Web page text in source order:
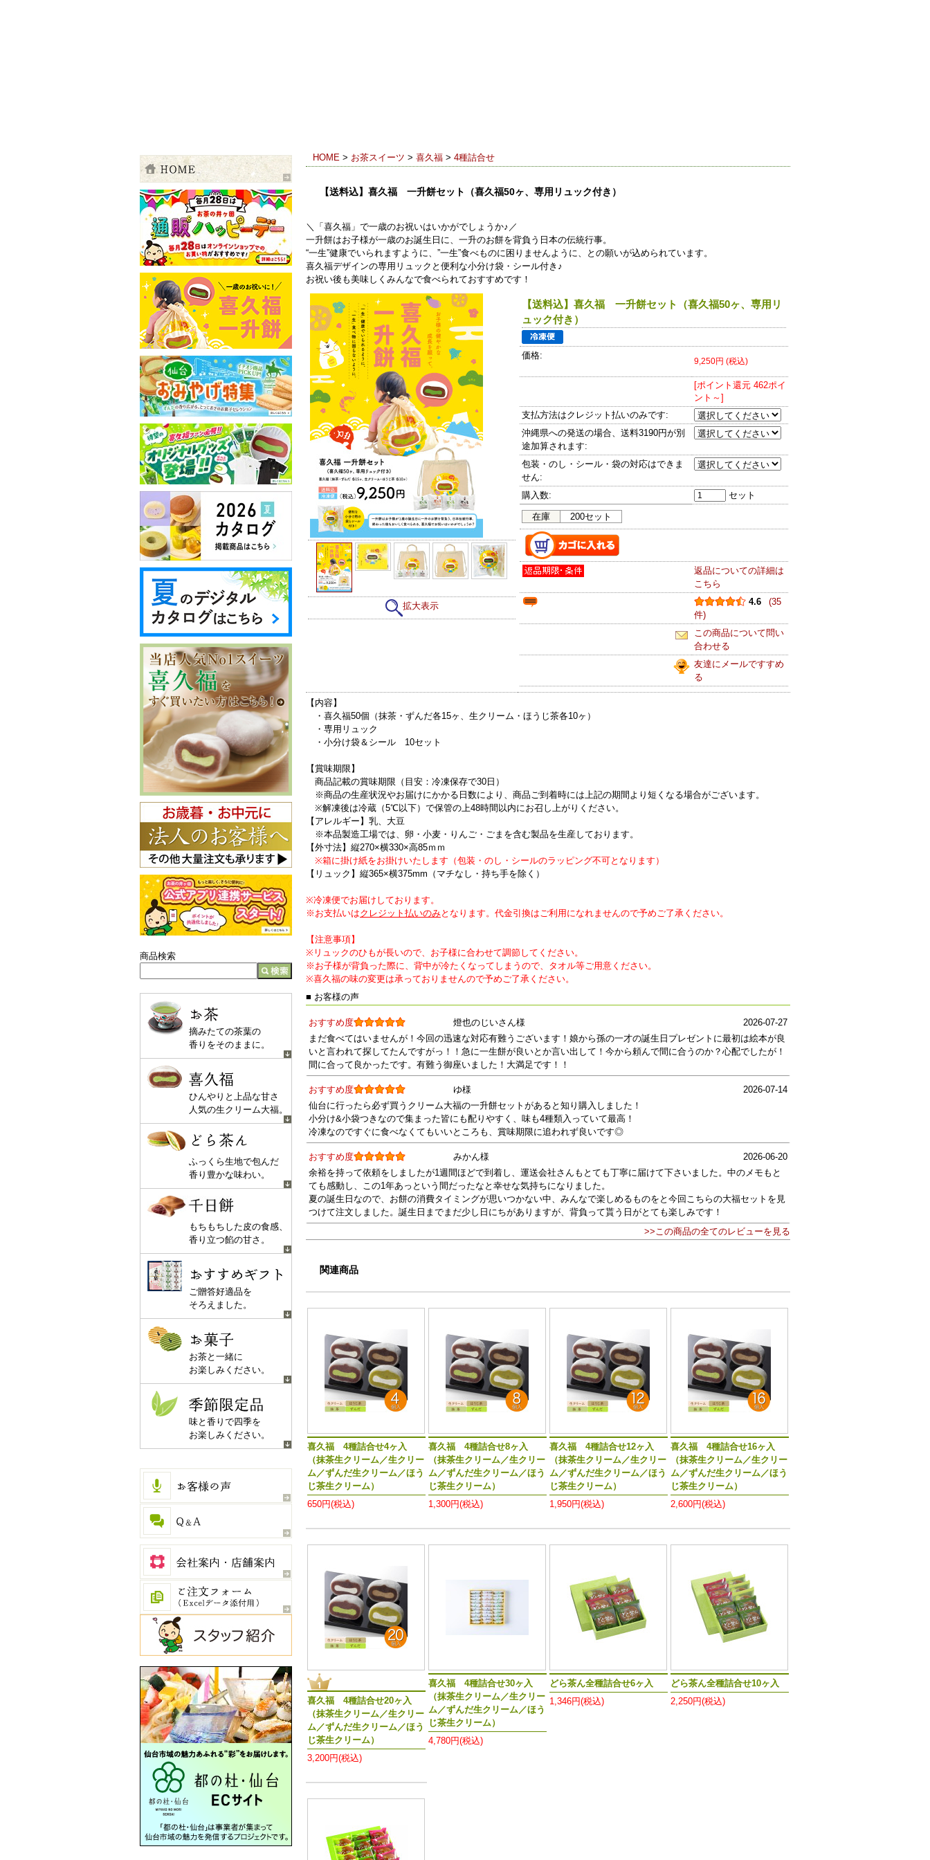
商品検索
お茶
摘みたての茶葉の
香りをそのままに。
喜久福
ひんやりと上品な甘さ
人気の生クリーム大福。
どら茶ん
ふっくら生地で包んだ
香り豊かな味わい。
千日餅
もちもちした皮の食感、
香り立つ餡の甘さ。
おすすめギフト
ご贈答好適品を
そろえました。
お菓子
お茶と一緒に
お楽しみください。
季節限定品
味と香りで四季を
お楽しみください。
HOME > お茶スイーツ > 喜久福 > 4種詰合せ
【送料込】喜久福 一升餅セット（喜久福50ヶ、専用リュック付き）
＼「喜久福」で一歳のお祝いはいかがでしょうか♪／
一升餅はお子様が一歳のお誕生日に、一升のお餅を背負う日本の伝統行事。
“一生”健康でいられますように、”一生”食べものに困りませんように、との願いが込められています。
喜久福デザインの専用リュックと便利な小分け袋・シール付き♪
お祝い後も美味しくみんなで食べられておすすめです！
拡大表示
【送料込】喜久福 一升餅セット（喜久福50ヶ、専用リ
ュック付き）
価格:
9,250円 (税込)
[ポイント還元 462ポイ
ント～]
支払方法はクレジット払いのみです:
沖縄県への発送の場合、送料3190円が別
途加算されます:
包装・のし・シール・袋の対応はできま
せん:
購入数:
セット
在庫 200セット
返品についての詳細は
こちら
4.6
(35
件)
この商品について問い
合わせる
友達にメールですすめ
る
【内容】
・喜久福50個（抹茶・ずんだ各15ヶ、生クリーム・ほうじ茶各10ヶ）
・専用リュック
・小分け袋＆シール 10セット
【賞味期限】
商品記載の賞味期限（目安：冷凍保存で30日）
※商品の生産状況やお届けにかかる日数により、商品ご到着時には上記の期間より短くなる場合がございます。
※解凍後は冷蔵（5℃以下）で保管の上48時間以内にお召し上がりください。
【アレルギー】乳、大豆
※本品製造工場では、卵・小麦・りんご・ごまを含む製品を生産しております。
【外寸法】縦270×横330×高85ｍｍ
※箱に掛け紙をお掛けいたします（包装・のし・シールのラッピング不可となります）
【リュック】縦365×横375mm（マチなし・持ち手を除く）
※冷凍便でお届けしております。
※お支払いはクレジット払いのみとなります。代金引換はご利用になれませんので予めご了承ください。
【注意事項】
※リュックのひもが長いので、お子様に合わせて調節してください。
※お子様が背負った際に、背中が冷たくなってしまうので、タオル等ご用意ください。
※喜久福の味の変更は承っておりませんので予めご了承ください。
■ お客様の声
おすすめ度 燈也のじいさん様
2026-07-27
まだ食べてはいませんが！今回の迅速な対応有難うございます！娘から孫の一才の誕生日プレゼントに最初は絵本が良
いと言われて探してたんですがっ！！急に一生餅が良いとか言い出して！今から頼んで間に合うのか？心配でしたが！
間に合って良かったです。有難う御座いました！大満足です！！
おすすめ度 ゆ様
2026-07-14
仙台に行ったら必ず買うクリーム大福の一升餅セットがあると知り購入しました！
小分け&小袋つきなので集まった皆にも配りやすく、味も4種類入っていて最高！
冷凍なのですぐに食べなくてもいいところも、賞味期限に追われず良いです◎
おすすめ度 みかん様
2026-06-20
余裕を持って依頼をしましたが1週間ほどで到着し、運送会社さんもとても丁寧に届けて下さいました。中のメモもと
ても感動し、この1年あっという間だったなと幸せな気持ちになりました。
夏の誕生日なので、お餅の消費タイミングが思いつかない中、みんなで楽しめるものをと今回こちらの大福セットを見
つけて注文しました。誕生日までまだ少し日にちがありますが、背負って貰う日がとても楽しみです！
>>この商品の全てのレビューを見る
関連商品
喜久福 4種詰合せ4ヶ入
（抹茶生クリーム／生クリー
ム／ずんだ生クリーム／ほう
じ茶生クリーム）
650円(税込)
喜久福 4種詰合せ8ヶ入
（抹茶生クリーム／生クリー
ム／ずんだ生クリーム／ほう
じ茶生クリーム）
1,300円(税込)
喜久福 4種詰合せ12ヶ入
（抹茶生クリーム／生クリー
ム／ずんだ生クリーム／ほう
じ茶生クリーム）
1,950円(税込)
喜久福 4種詰合せ16ヶ入
（抹茶生クリーム／生クリー
ム／ずんだ生クリーム／ほう
じ茶生クリーム）
2,600円(税込)
喜久福 4種詰合せ20ヶ入
（抹茶生クリーム／生クリー
ム／ずんだ生クリーム／ほう
じ茶生クリーム）
3,200円(税込)
喜久福 4種詰合せ30ヶ入
（抹茶生クリーム／生クリー
ム／ずんだ生クリーム／ほう
じ茶生クリーム）
4,780円(税込)
どら茶ん全種詰合せ6ヶ入
1,346円(税込)
どら茶ん全種詰合せ10ヶ入
2,250円(税込)